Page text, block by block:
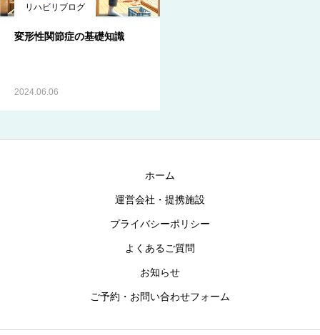
リハビリブログ
変形性関節症の基礎知識
2024.06.06
ホーム
運営会社・提携施設
プライバシーポリシー
よくあるご質問
お知らせ
ご予約・お問い合わせフォーム
ご予約
ブログ